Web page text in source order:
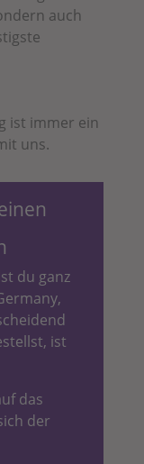
auch
ist immer ein
uns.
du ganz
ist
das
der